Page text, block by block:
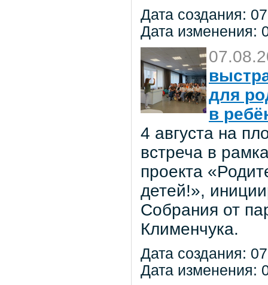
Дата создания:
Дата изменения:
для
в
4 августа на
встреча в
проекта
детей!»,
Собрания от
Клименчука.
Дата создания:
Дата изменения: